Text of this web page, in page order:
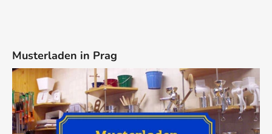
Musterladen in Prag